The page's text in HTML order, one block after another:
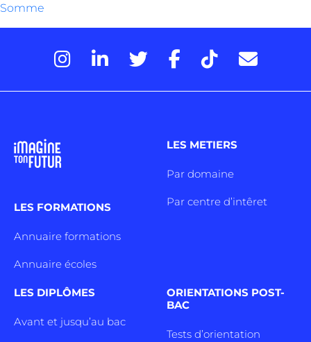
Somme
LES FORMATIONS
Annuaire formations
Annuaire écoles
LES METIERS
Par domaine
Par centre d’intêret
LES DIPLÔMES
Avant et jusqu’au bac
ORIENTATIONS POST-
BAC
Tests d’orientation